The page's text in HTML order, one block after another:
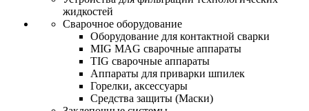
жидкостей
Сварочное оборудование
Оборудование для контактной сварки
MIG MAG сварочные аппараты
TIG сварочные аппараты
Аппараты для приварки шпилек
Горелки, аксессуары
Средства защиты (Маски)